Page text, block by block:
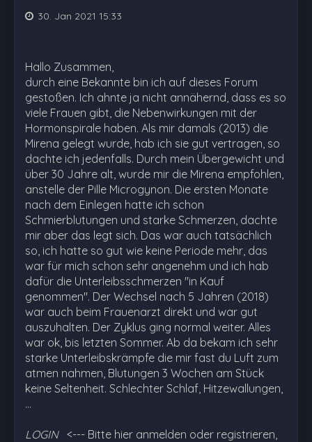
30. Jan 2021 15:33
Hallo Zusammen,
durch eine Bekannte bin ich auf dieses Forum
gestoßen. Ich ahnte ja nicht annähernd, dass es so
viele Frauen gibt, die Nebenwirkungen mit der
Hormonspirale haben. Als mir damals (2013) die
Mirena gelegt wurde, hab ich sie gut vertragen, so
dachte ich jedenfalls. Durch mein Übergewicht und
über 30 Jahre alt, wurde mir die Mirena empfohlen,
anstelle der Pille Microgynon. Die ersten Monate
nach dem Einlegen hatte ich schon
Schmierblutungen und starke Schmerzen, dachte
mir aber das legt sich. Das war auch tatsächlich
so, ich hatte so gut wie keine Periode mehr, das
war für mich schon sehr angenehm und ich hab
dafür die Unterleibsschmerzen "in Kauf
genommen". Der Wechsel nach 5 Jahren (2018)
war auch beim Frauenarzt direkt und war gut
auszuhalten. Der Zyklus ging normal weiter. Alles
war ok, bis letzten Sommer. Ab da bekam ich sehr
starke Unterleibskrämpfe die mir fast du Luft zum
atmen nahmen, Blutungen 3 Wochen am Stück
keine Seltenheit. Schlechter Schlaf, Hitzewallungen,
…
LOGIN <--- Bitte hier anmelden oder registrieren,